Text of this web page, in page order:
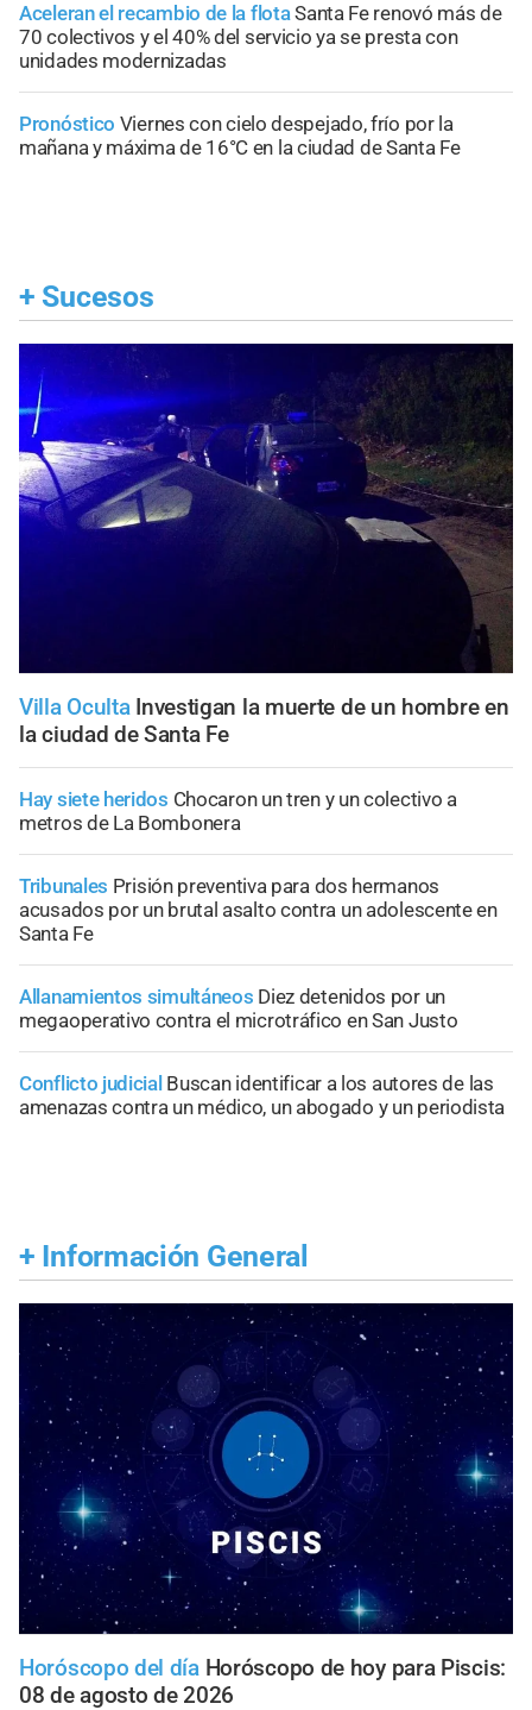
Aceleran el recambio de la flotaSanta Fe renovó más de
70 colectivos y el 40% del servicio ya se presta con
unidades modernizadas
Pronóstico Viernes con cielo despejado, frío por la
mañana y máxima de 16°C en la ciudad de Santa Fe
+ Sucesos
Villa Oculta Investigan la muerte de un hombre en
la ciudad de Santa Fe
Hay siete heridos Chocaron un tren y un colectivo a
metros de La Bombonera
Tribunales Prisión preventiva para dos hermanos
acusados por un brutal asalto contra un adolescente en
Santa Fe
Allanamientos simultáneos Diez detenidos por un
megaoperativo contra el microtráfico en San Justo
Conflicto judicial Buscan identificar a los autores de las
amenazas contra un médico, un abogado y un periodista
+ Información General
Horóscopo del día Horóscopo de hoy para Piscis:
08 de agosto de 2026